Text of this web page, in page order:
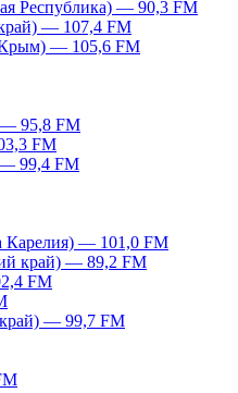
Республика) — 90,3 FM
— 107,4 FM
— 105,6 FM
— 95,8 FM
FM
— 99,4 FM
Карелия) — 101,0 FM
край) — 89,2 FM
FM
край) — 99,7 FM